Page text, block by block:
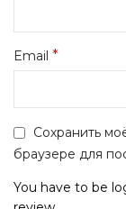
Email *
Сохранить
браузере для
You have to be